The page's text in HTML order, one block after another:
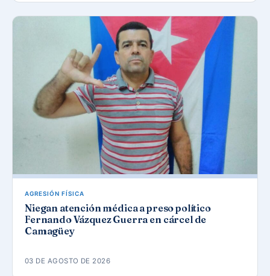
AGRESIÓN FÍSICA
Niegan atención médica a preso político
Fernando Vázquez Guerra en cárcel de
Camagüey
03 DE AGOSTO DE 2026